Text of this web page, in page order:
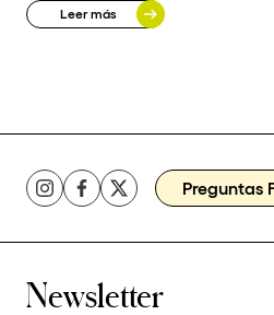
Leer más
Preguntas
Newsletter